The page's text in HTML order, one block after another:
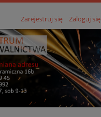
Zarejestruj się Zaloguj się